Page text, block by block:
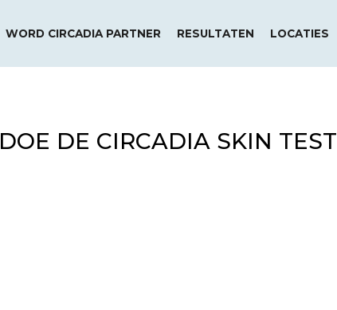
WORD CIRCADIA PARTNER RESULTATEN LOCATIES
DOE DE CIRCADIA SKIN TEST